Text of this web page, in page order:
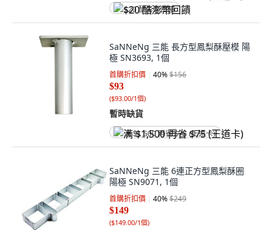
$20 酷澎幣回饋
SaNNeNg 三能 長方型鳳梨酥壓模 陽
極 SN3693, 1個
首購折扣價 40%$156
$93
($93.00/1個)
暫時缺貨
满 $1,500 再省 $75 (王道卡)
SaNNeNg 三能 6連正方型鳳梨酥圈
陽極 SN9071, 1個
首購折扣價 40%$249
$149
($149.00/1個)